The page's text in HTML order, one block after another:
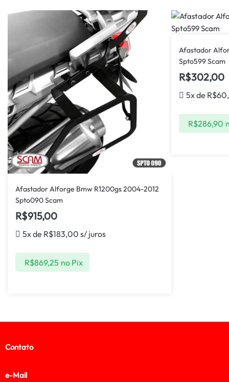
Afastador Alforge Bmw R1200gs 2004-2012
Spto090 Scam
R$915,00
5x de R$183,00 s/ juros
R$869,25 no Pix
Afastador
Spto599 Scam
R$302,00
5x de R$
R$286,90
Contato
e-Mail